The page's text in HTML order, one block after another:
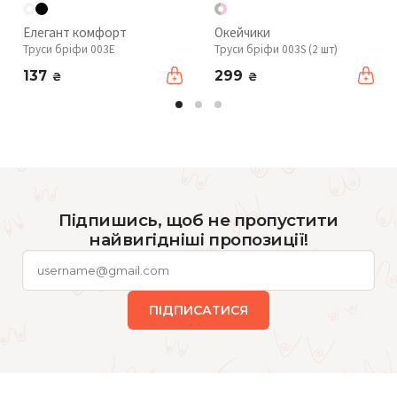
Елегант комфорт
Труси бріфи 003Е
137 ₴
Окейчики
Труси бріфи 003S (2 шт)
299 ₴
Підпишись, щоб не пропустити
найвигідніші пропозиції!
ПІДПИСАТИСЯ